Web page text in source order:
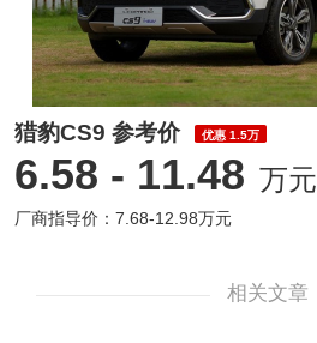
猎豹CS9 参考价 优惠 1.5万
6.58 - 11.48 万元
厂商指导价：7.68-12.98万元
相关文章